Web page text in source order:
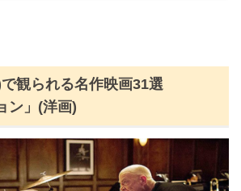
観られる名作映画31選
ン」(洋画)